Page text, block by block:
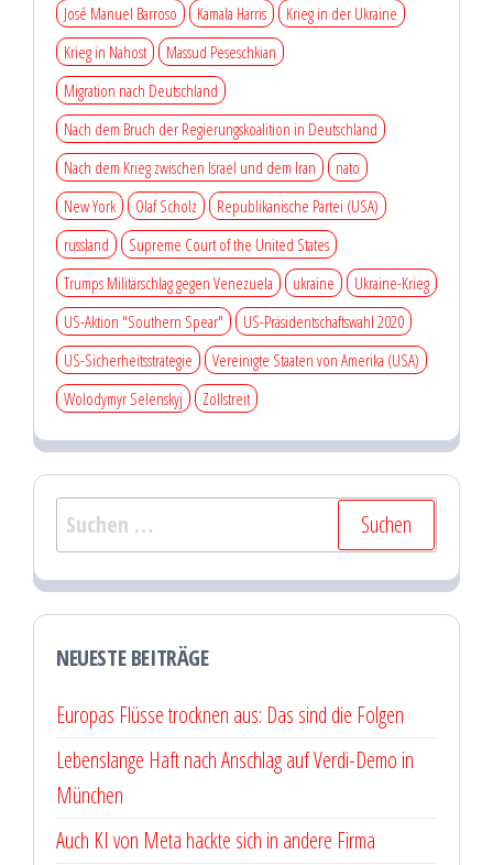
José Manuel Barroso
Kamala Harris
Krieg in der Ukraine
Krieg in Nahost
Massud Peseschkian
Migration nach Deutschland
Nach dem Bruch der Regierungskoalition in Deutschland
Nach dem Krieg zwischen Israel und dem Iran
nato
New York
Olaf Scholz
Republikanische Partei (USA)
russland
Supreme Court of the United States
Trumps Militärschlag gegen Venezuela
ukraine
Ukraine-Krieg
US-Aktion "Southern Spear"
US-Präsidentschaftswahl 2020
US-Sicherheitsstrategie
Vereinigte Staaten von Amerika (USA)
Wolodymyr Selenskyj
Zollstreit
Suchen
nach:
NEUESTE BEITRÄGE
Europas Flüsse trocknen aus: Das sind die Folgen
Lebenslange Haft nach Anschlag auf Verdi-Demo in
München
Auch KI von Meta hackte sich in andere Firma